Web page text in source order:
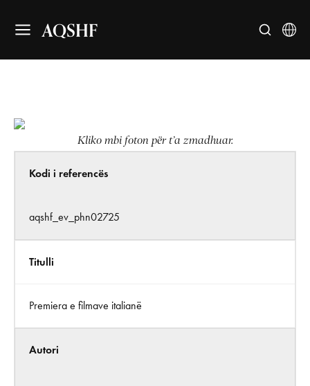
AQSHF
Kliko mbi foton për t’a zmadhuar.
Kodi i referencës
aqshf_ev_phn02725
Titulli
Premiera e filmave italianë
Autori